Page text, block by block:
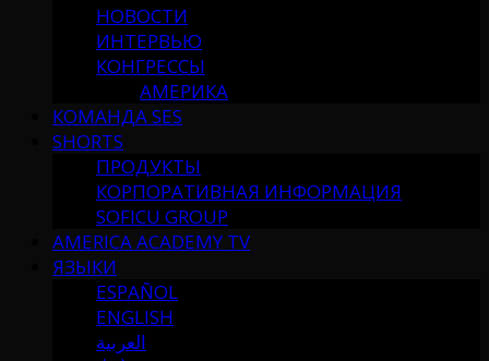
НОВОСТИ
ИНТЕРВЬЮ
КОНГРЕССЫ
АМЕРИКА
КОМАНДА SES
SHORTS
ПРОДУКТЫ
КОРПОРАТИВНАЯ ИНФОРМАЦИЯ
SOFICU GROUP
AMERICA ACADEMY TV
ЯЗЫКИ
ESPAÑOL
ENGLISH
العربية